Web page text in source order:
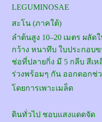
LEGUMINOSAE
สะโน (ภาคใต้)
ลำต้นสูง 10–20 เมตร ผลัด
กว้าง หนาทึบ ใบประกอบ
ช่อที่ปลายกิ่ง มี 5 กลีบ สีเ
ร่วงพร้อมๆ กัน ออกดอกช่
โดยการเพาะเมล็ด
ดินทั่วไป ชอบแสงแดดจัด